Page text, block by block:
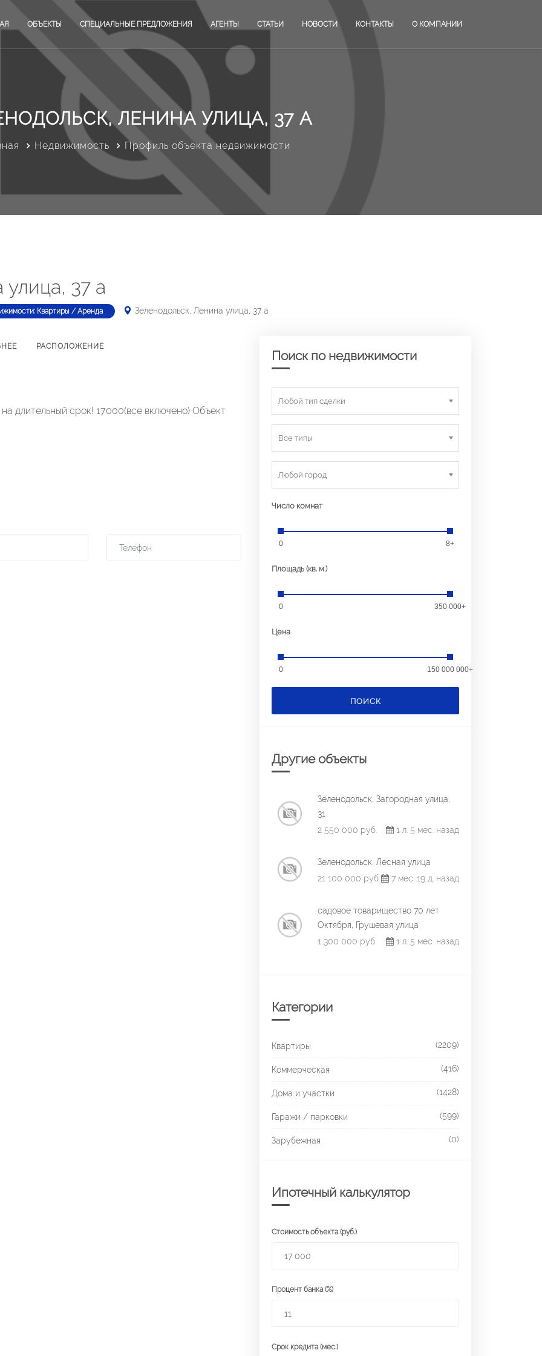
ОБЪЕКТЫ СПЕЦИАЛЬНЫЕ ПРЕДЛОЖЕНИЯ АГЕНТЫ СТАТЬИ НОВОСТИ КОНТАКТЫ О КОМПАНИИ
ЛЕНИНА УЛИЦА, 37 А
Недвижимость Профиль объекта недвижимости
37 а
Квартиры / Аренда Зеленодольск, Ленина улица, 37 а
РАСПОЛОЖЕНИЕ
длительный срок! 17000(все включено) Объект
Поиск по недвижимости
Любой тип сделки
Все типы
Любой город
Число комнат
0 8+
Площадь (кв. м.)
0 350 000+
Цена
0 150 000 000+
ПОИСК
Другие объекты
Зеленодольск, Загородная улица,
31
2 550 000 руб.
1 л. 5 мес. назад
Зеленодольск, Лесная улица
21 100 000 руб.
7 мес. 19 д. назад
садовое товарищество 70 лет
Октября, Грушевая улица
1 300 000 руб.
1 л. 5 мес. назад
Категории
Квартиры (2209)
Коммерческая (416)
Дома и участки (1428)
Гаражи / парковки (599)
Зарубежная (0)
Ипотечный калькулятор
Стоимость объекта (руб.)
Процент банка (%)
Срок кредита (мес.)